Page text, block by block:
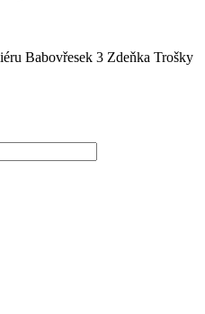
Babovřesek 3 Zdeňka Trošky